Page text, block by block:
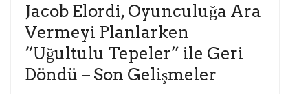
Jacob Elordi, Oyunculuğa Ara
Vermeyi Planlarken
“Uğultulu Tepeler” ile Geri
Döndü – Son Gelişmeler